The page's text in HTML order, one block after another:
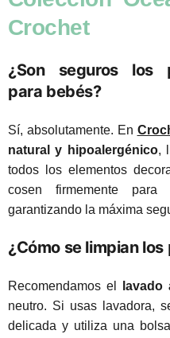
Crochet
¿Son seguros los
para bebés?
Sí, absolutamente. En
natural y hipoalergénico,
todos los elementos
cosen firmemente
garantizando la máxima
¿Cómo se limpian los
Recomendamos el lavado
neutro. Si usas lavadora,
delicada y utiliza una